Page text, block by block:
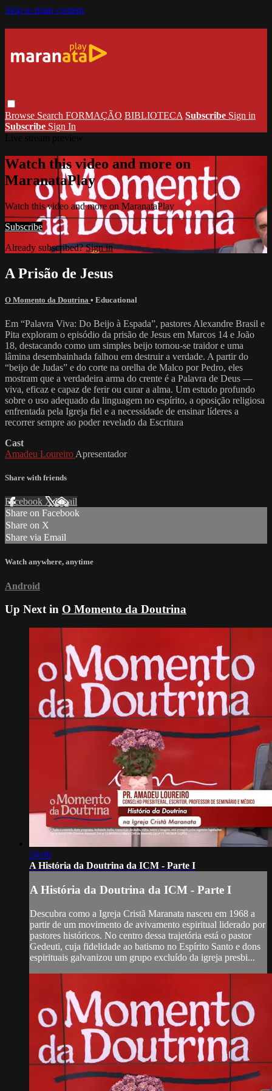
Skip to main content
Browse Search FORMAÇÃO BIBLIOTECA Subscribe Sign in
Subscribe Sign In
Watch this video and more on
MaranataPlay
Watch this video and more on MaranataPlay
Subscribe
Already subscribed?Sign in
A Prisão de Jesus
O Momento da Doutrina • Educational
Em “Palavra Viva: Do Beijo à Espada”, pastores Alexandre Brasil e
Pita exploram o episódio da prisão de Jesus em Marcos 14 e João
18, destacando como um simples beijo tornou-se traidor e uma
lâmina desembainhada falhou em destruir a verdade. A partir do
“beijo de Judas” e do corte na orelha de Malco por Pedro, eles
mostram que a verdadeira arma do crente é a Palavra de Deus —
viva, eficaz e capaz de ferir ou curar a alma. Um estudo profundo
sobre o uso adequado da linguagem no espírito, a oposição religiosa
enfrentada pela Igreja fiel e a necessidade de ensinar líderes a
recorrer sempre ao poder revelado da Escritura
Cast
Amadeu Loureiro Apresentador
Share with friends
Facebook XEmail
Share on Facebook
Share on X
Share via Email
Watch anywhere, anytime
Android
Up Next in O Momento da Doutrina
24:06
A História da Doutrina da ICM - Parte I
A História da Doutrina da ICM - Parte I
Descubra como a Igreja Cristã Maranata nasceu em 1968 a
partir de um movimento de avivamento espiritual liderado por
pastores históricos. No centro dessa trajetória está o pastor
Gedeuti, cuja fidelidade ao batismo no Espírito Santo e dons
espirituais galvanizou um grupo excluído da igreja presbi...